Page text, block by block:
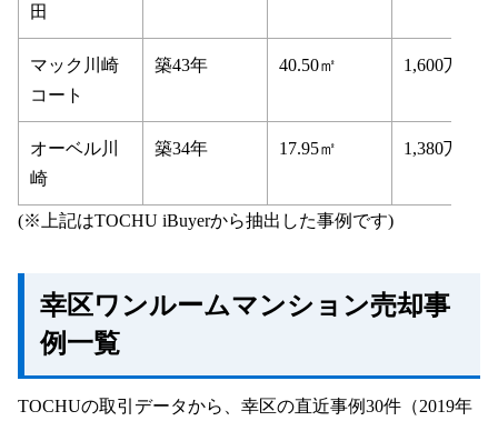
田
マック川崎
コート
築43年 40.50㎡ 1,600万円
オーベル川
崎
築34年 17.95㎡ 1,380万円
(※上記はTOCHU iBuyerから抽出した事例です)
幸区ワンルームマンション売却事
例一覧
TOCHUの取引データから、幸区の直近事例30件（2019年